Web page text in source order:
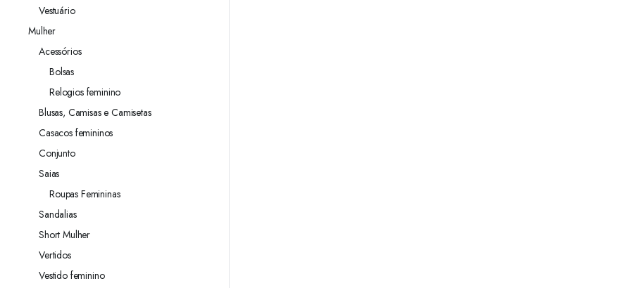
Vestuário
Mulher
Acessórios
Bolsas
Relogios feminino
Blusas, Camisas e Camisetas
Casacos femininos
Conjunto
Saias
Roupas Femininas
Sandalias
Short Mulher
Vertidos
Vestido feminino